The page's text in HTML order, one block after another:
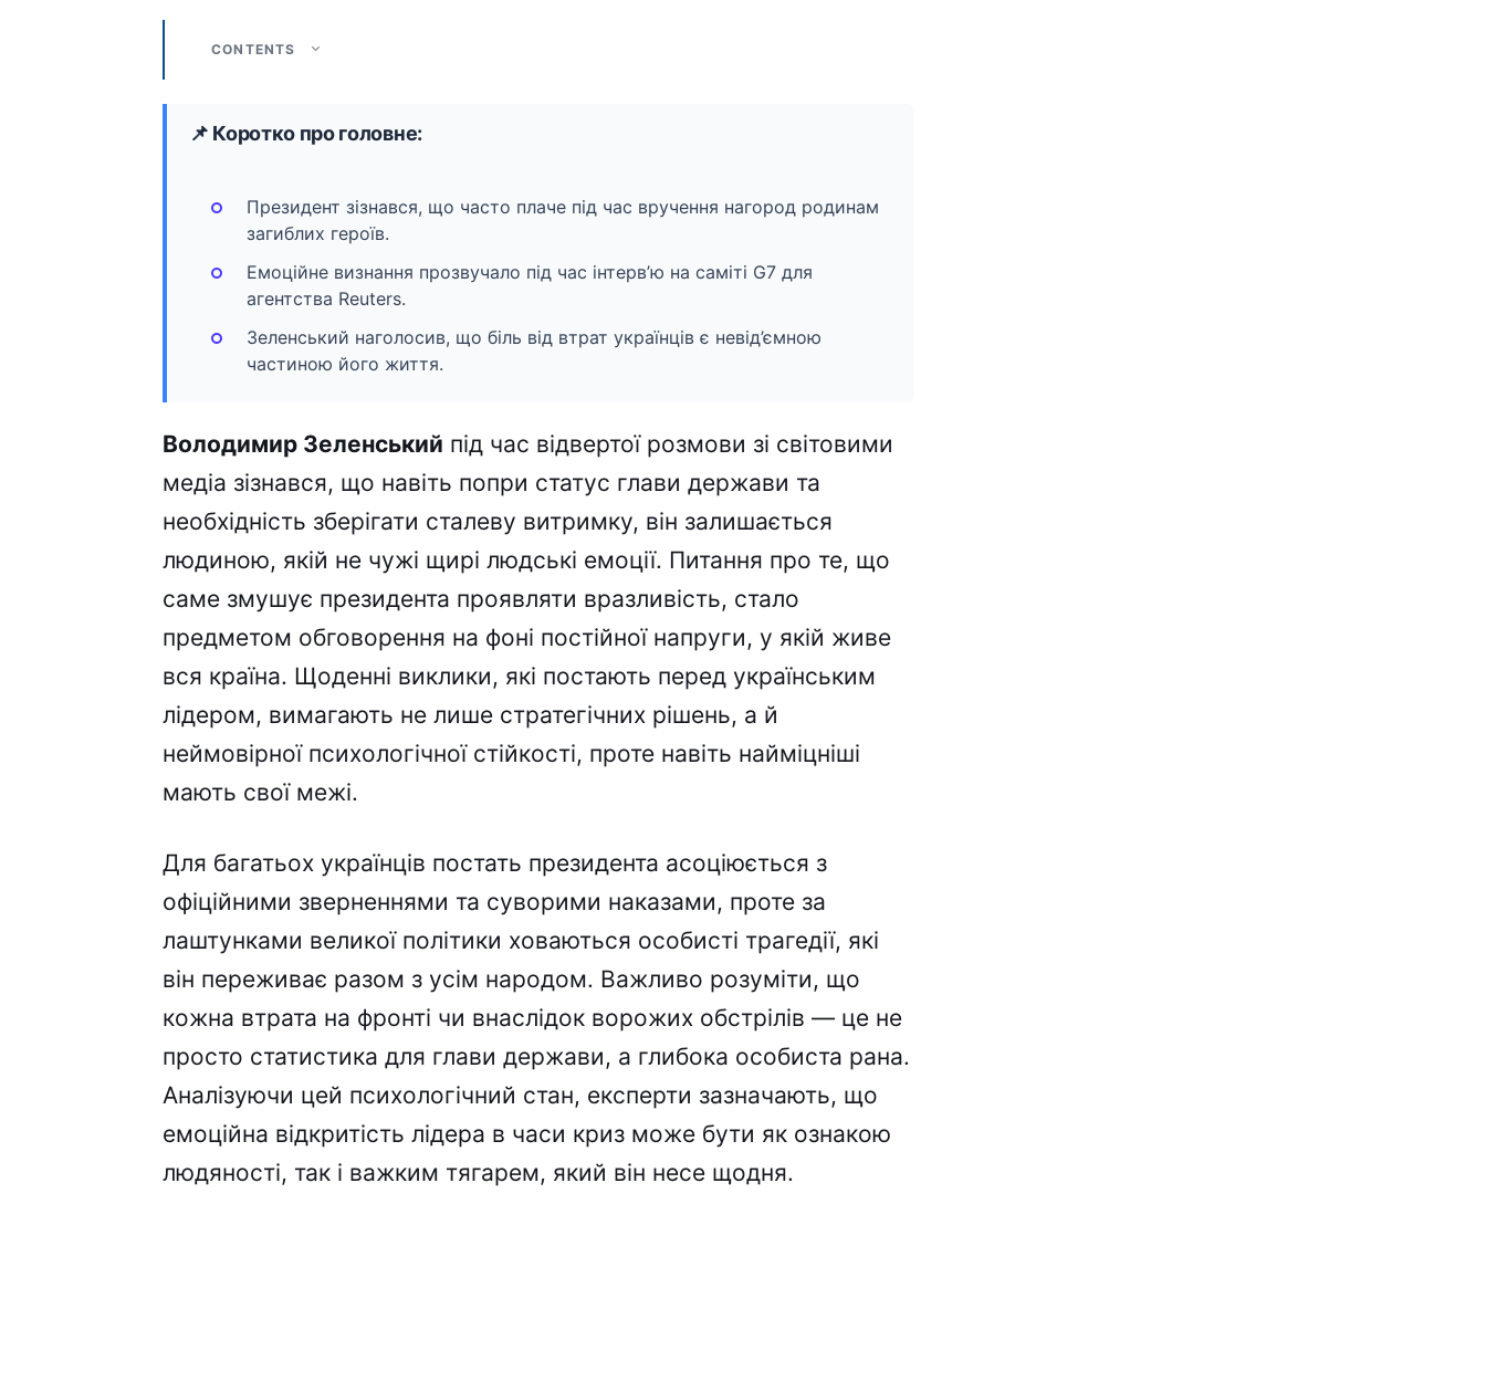
CONTENTS
📌 Коротко про головне:
Президент зізнався, що часто плаче під час вручення нагород родинам
загиблих героїв.
Емоційне визнання прозвучало під час інтерв’ю на саміті G7 для
агентства Reuters.
Зеленський наголосив, що біль від втрат українців є невід’ємною
частиною його життя.
Володимир Зеленський під час відвертої розмови зі світовими
медіа зізнався, що навіть попри статус глави держави та
необхідність зберігати сталеву витримку, він залишається
людиною, якій не чужі щирі людські емоції. Питання про те, що
саме змушує президента проявляти вразливість, стало
предметом обговорення на фоні постійної напруги, у якій живе
вся країна. Щоденні виклики, які постають перед українським
лідером, вимагають не лише стратегічних рішень, а й
неймовірної психологічної стійкості, проте навіть найміцніші
мають свої межі.
Для багатьох українців постать президента асоціюється з
офіційними зверненнями та суворими наказами, проте за
лаштунками великої політики ховаються особисті трагедії, які
він переживає разом з усім народом. Важливо розуміти, що
кожна втрата на фронті чи внаслідок ворожих обстрілів — це не
просто статистика для глави держави, а глибока особиста рана.
Аналізуючи цей психологічний стан, експерти зазначають, що
емоційна відкритість лідера в часи криз може бути як ознакою
людяності, так і важким тягарем, який він несе щодня.